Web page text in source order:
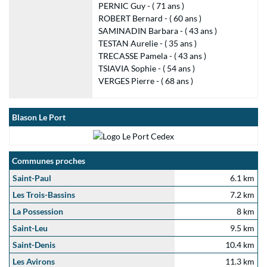
PERNIC Guy - ( 71 ans )
ROBERT Bernard - ( 60 ans )
SAMINADIN Barbara - ( 43 ans )
TESTAN Aurelie - ( 35 ans )
TRECASSE Pamela - ( 43 ans )
TSIAVIA Sophie - ( 54 ans )
VERGES Pierre - ( 68 ans )
Blason Le Port
Communes proches
Saint-Paul
6.1 km
Les Trois-Bassins
7.2 km
La Possession
8 km
Saint-Leu
9.5 km
Saint-Denis
10.4 km
Les Avirons
11.3 km